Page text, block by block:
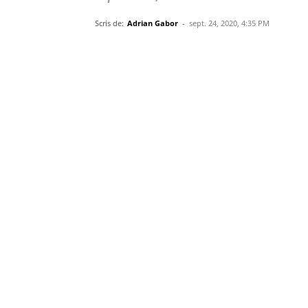
Scris de: Adrian Gabor - sept. 24, 2020, 4:35 PM